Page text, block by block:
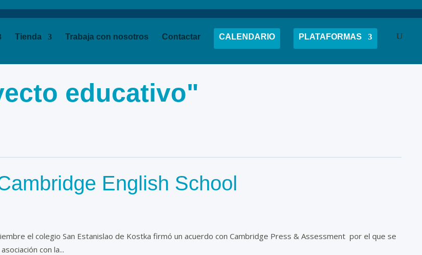
Tienda Trabaja con nosotros Contactar CALENDARIO PLATAFORMAS
educativo"
English School
el colegio San Estanislao de Kostka firmó un acuerdo con Cambridge Press & Assessment por el que se
con la...